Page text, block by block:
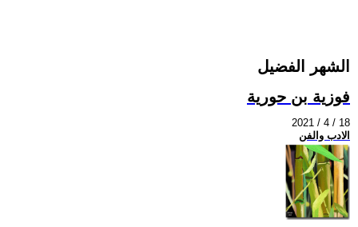
الشهر الفضيل
فوزية بن حورية
2021 / 4 / 18
الادب والفن